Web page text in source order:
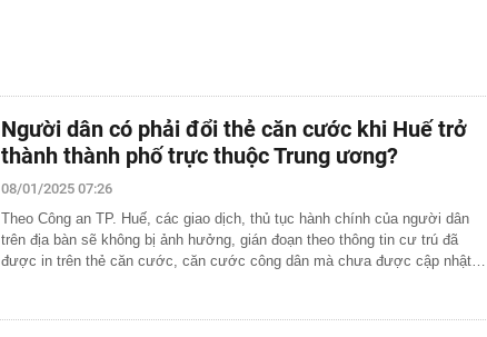
Người dân có phải đổi thẻ căn cước khi Huế trở
thành thành phố trực thuộc Trung ương?
08/01/2025 07:26
Theo Công an TP. Huế, các giao dịch, thủ tục hành chính của người dân
trên địa bàn sẽ không bị ảnh hưởng, gián đoạn theo thông tin cư trú đã
được in trên thẻ căn cước, căn cước công dân mà chưa được cập nhật…